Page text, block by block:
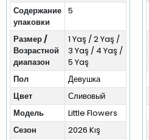
Содержание
упаковки
5
Размер /
Возрастной
диапазон
1 Yaş / 2 Yaş /
3 Yaş / 4 Yaş /
5 Yaş
Пол
Девушка
Цвет
Сливовый
Модель
Little Flowers
Сезон
2026 Kış